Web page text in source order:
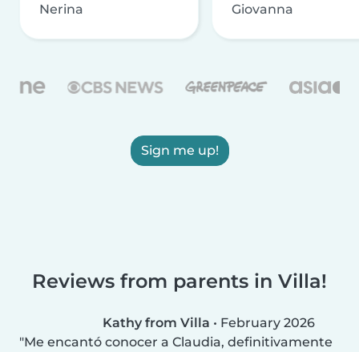
Nerina Giovanna
Sign me up!
Reviews from parents in Villa!
Kathy from Villa • February 2026
Me encantó conocer a Claudia, definitivamente